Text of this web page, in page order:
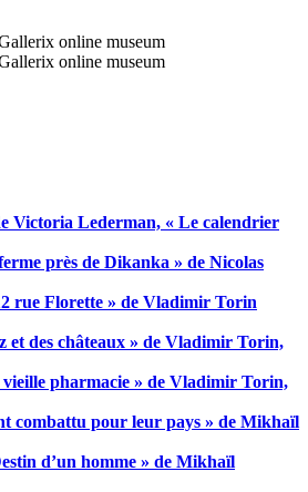
Victoria Lederman, « Le calendrier
près de Dikanka » de Nicolas
rue Florette » de Vladimir Torin
et des châteaux » de Vladimir Torin,
vieille pharmacie » de Vladimir Torin,
combattu pour leur pays » de Mikhaïl
d’un homme » de Mikhaïl